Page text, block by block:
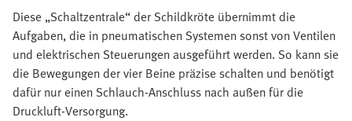
Diese „Schaltzentrale“ der Schildkröte übernimmt die
Aufgaben, die in pneumatischen Systemen sonst von Ventilen
und elektrischen Steuerungen ausgeführt werden. So kann sie
die Bewegungen der vier Beine präzise schalten und benötigt
dafür nur einen Schlauch-Anschluss nach außen für die
Druckluft-Versorgung.